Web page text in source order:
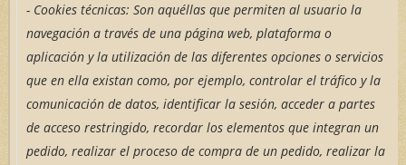
- Cookies técnicas: Son aquéllas que permiten al usuario la
navegación a través de una página web, plataforma o
aplicación y la utilización de las diferentes opciones o servicios
que en ella existan como, por ejemplo, controlar el tráfico y la
comunicación de datos, identificar la sesión, acceder a partes
de acceso restringido, recordar los elementos que integran un
pedido, realizar el proceso de compra de un pedido, realizar la